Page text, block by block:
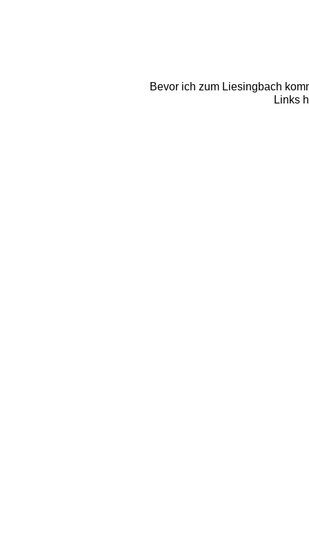
Bevor ich zum Liesingbach
Links